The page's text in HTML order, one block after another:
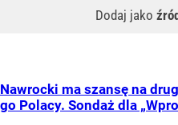
Dodaj jako
Nawrocki ma szansę na
go Polacy. Sondaż dla